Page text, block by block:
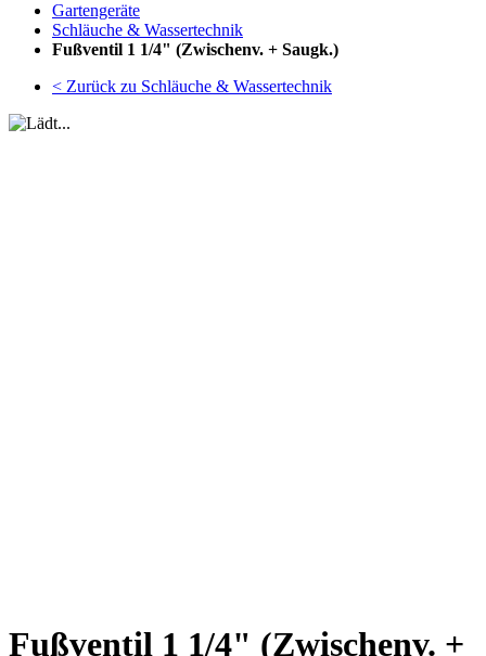
Gartengeräte
Schläuche & Wassertechnik
Fußventil 1 1/4" (Zwischenv. + Saugk.)
< Zurück zu Schläuche & Wassertechnik
Fußventil 1 1/4" (Zwischenv. +